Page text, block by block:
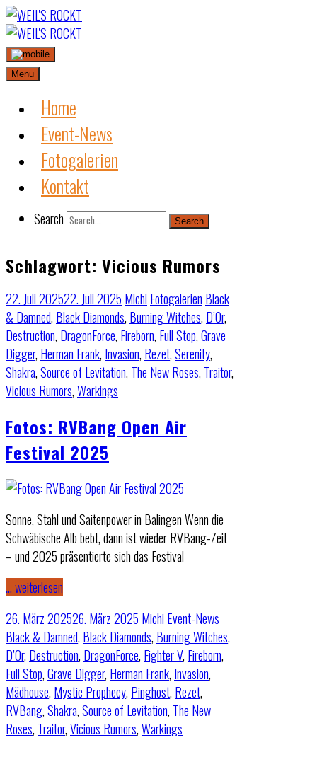
Skip
to
content
Menu
Home
Event-News
Fotogalerien
Kontakt
Search Search
Schlagwort: Vicious Rumors
22. Juli 202522. Juli 2025 Michi Fotogalerien Black
& Damned, Black Diamonds, Burning Witches, D’Or,
Destruction, DragonForce, Fireborn, Full Stop,Grave
Digger, Herman Frank, Invasion, Rezet,Serenity,
Shakra,Source of Levitation, The New Roses, Traitor,
Vicious Rumors,Warkings
Fotos: RVBang Open Air
Festival 2025
Sonne, Stahl und Saitenpower in Balingen Wenn die
Schwäbische Alb bebt, dann ist wieder RVBang-Zeit
– und 2025 präsentierte sich das Festival
… weiterlesen
26. März 202526. März 2025 Michi Event-News
Black & Damned, Black Diamonds, Burning Witches,
D’Or, Destruction, DragonForce, Fighter V, Fireborn,
Full Stop,Grave Digger, Herman Frank, Invasion,
Mädhouse, Mystic Prophecy, Pinghost, Rezet,
RVBang,Shakra,Source of Levitation, The New
Roses, Traitor,Vicious Rumors,Warkings